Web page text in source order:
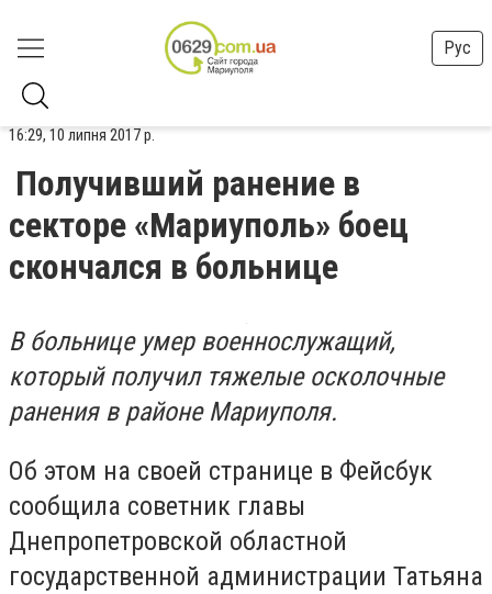
Рус
16:29, 10 липня 2017 р.
Получивший ранение в
секторе «Мариуполь» боец
скончался в больнице
В больнице умер военнослужащий,
который получил тяжелые осколочные
ранения в районе Мариуполя.
Об этом на своей странице в Фейсбук
сообщила советник главы
Днепропетровской областной
государственной администрации Татьяна